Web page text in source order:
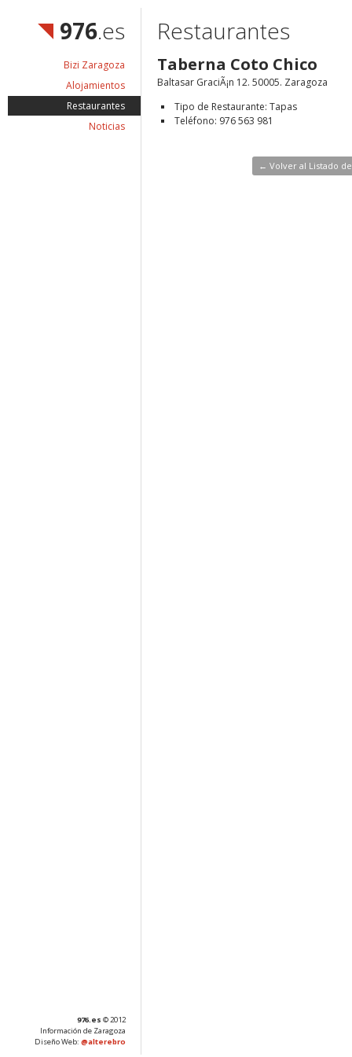
976.es
Bizi Zaragoza
Alojamientos
Restaurantes
Noticias
Restaurantes
Taberna Coto Chico
Baltasar GraciÃ¡n 12. 50005. Zaragoza
Tipo de Restaurante: Tapas
Teléfono: 976 563 981
← Volver al Listado
976.es © 2012
Información de Zaragoza
Diseño Web: @alterebro